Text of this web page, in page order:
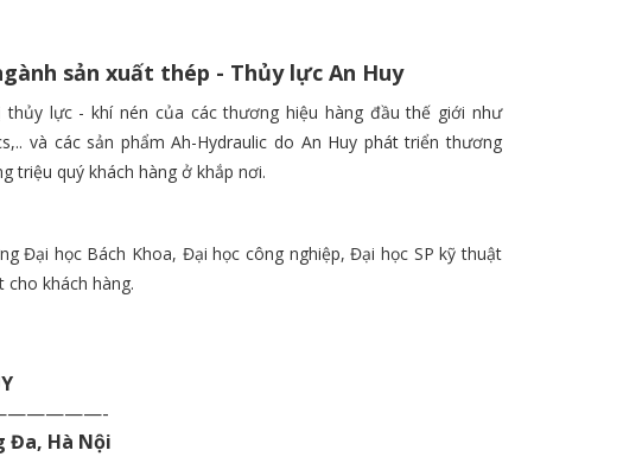
sản xuất thép - Thủy lực An Huy
lực - khí nén của các thương hiệu hàng đầu thế giới như
và các sản phẩm Ah-Hydraulic do An Huy phát triển thương
triệu quý khách hàng ở khắp nơi.
Đại học Bách Khoa, Đại học công nghiệp, Đại học SP kỹ thuật
cho khách hàng.
Đa, Hà Nội